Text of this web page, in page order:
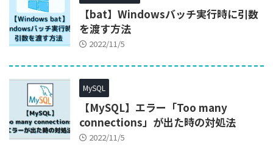
【bat】Windowsバッチ実行時に引数
を渡す方法
2022/11/5
MySQL
【MySQL】エラー「Too many
connections」が出た時の対処法
2022/11/5